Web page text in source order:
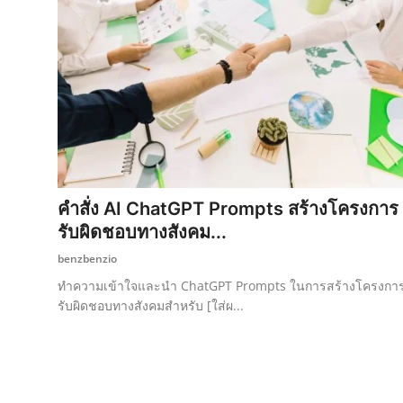
คำสั่ง AI ChatGPT Prompts สร้างโครงการ
รับผิดชอบทางสังคม...
benzbenzio
ทำความเข้าใจและนำ ChatGPT Prompts ในการสร้างโครงกา
รับผิดชอบทางสังคมสำหรับ [ใส่ผ...